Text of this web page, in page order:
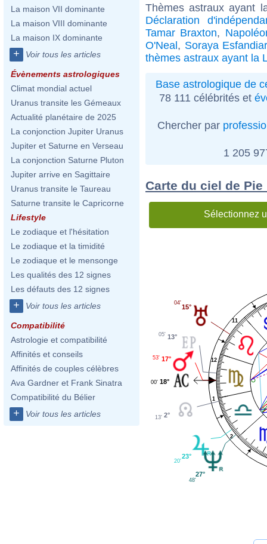
La maison VII dominante
La maison VIII dominante
La maison IX dominante
+ Voir tous les articles
Évènements astrologiques
Climat mondial actuel
Uranus transite les Gémeaux
Actualité planétaire de 2025
La conjonction Jupiter Uranus
Jupiter et Saturne en Verseau
La conjonction Saturne Pluton
Jupiter arrive en Sagittaire
Uranus transite le Taureau
Saturne transite le Capricorne
Lifestyle
Le zodiaque et l'hésitation
Le zodiaque et la timidité
Le zodiaque et le mensonge
Les qualités des 12 signes
Les défauts des 12 signes
+ Voir tous les articles
Compatibilité
Astrologie et compatibilité
Affinités et conseils
Affinités de couples célèbres
Ava Gardner et Frank Sinatra
Compatibilité du Bélier
+ Voir tous les articles
Thèmes astraux ayant
Déclaration
Tamar Braxton,
O'Neal, Soraya
thèmes astraux ayant la
Base astrologique de
78 111 célébrités et
Chercher par
1 205
Carte du ciel de
Sélectionnez
1
2
11
12
15°
04'
13°
05'
17°
53'
18°
00'
2°
13'
23°
20'
27°
48'